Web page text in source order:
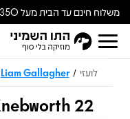
משלוח חינם עד הבית מעל 350
ש״ח
לועזי /
Liam Gallagher
22